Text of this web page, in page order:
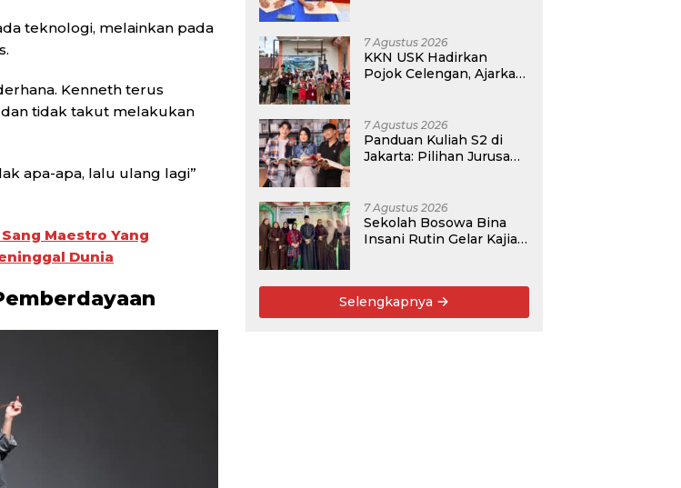
teknologi, melainkan pada
Kenneth terus
tidak takut melakukan
apa-apa, lalu ulang lagi”
Maestro Yang
Dunia
7 Agustus 2026
KKN USK Hadirkan
Pojok Celengan, Ajarkan
7 Agustus 2026
Panduan Kuliah S2 di
Jakarta: Pilihan Jurusan,
7 Agustus 2026
Sekolah Bosowa Bina
Insani Rutin Gelar Kajian
Umum
Selengkapnya